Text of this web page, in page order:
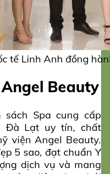
tế Linh Anh đồng
Beauty
sách Spa cung cấp
Đà Lạt uy tín, chất
viện Angel Beauty.
5 sao, đạt chuẩn Y
dịch vụ và mang